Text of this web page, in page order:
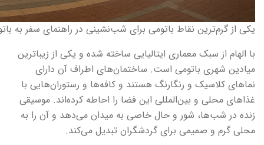
یکی از گرم‌ترین نقاط باتومی برای شب‌نشینی در راهنمای سفر به
با الهام از سبک معماری ایتالیایی ساخته شده و یکی از زیباترین
میادین شهری باتومی است. ساختمان‌های اطراف آن دارای
نماهای کلاسیک و رنگارنگ هستند و کافه‌ها و رستوران‌هایی با
غذاهای محلی و بین‌المللی این فضا را احاطه کرده‌اند. موسیقی
زنده در شب‌ها، شور و حال خاصی به میدان می‌دهد و آن را به
محلی گرم و صمیمی برای گردشگران تبدیل می‌کند.